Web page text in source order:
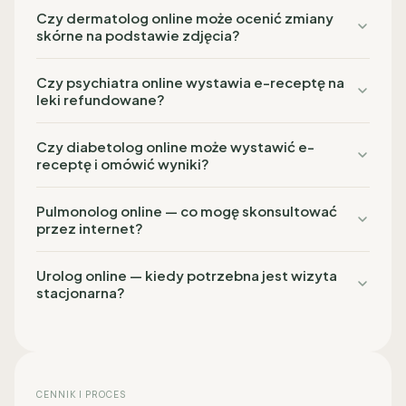
Czy dermatolog online może ocenić zmiany
skórne na podstawie zdjęcia?
Czy psychiatra online wystawia e-receptę na
leki refundowane?
Czy diabetolog online może wystawić e-
receptę i omówić wyniki?
Pulmonolog online — co mogę skonsultować
przez internet?
Urolog online — kiedy potrzebna jest wizyta
stacjonarna?
CENNIK I PROCES